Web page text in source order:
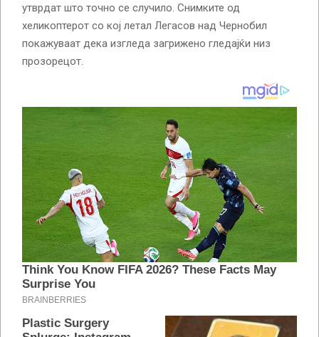
утврдат што точно се случило. Снимките од
хеликоптерот со кој летал Легасов над Чернобил
покажуваат дека изгледа загрижено гледајќи низ
прозорецот.